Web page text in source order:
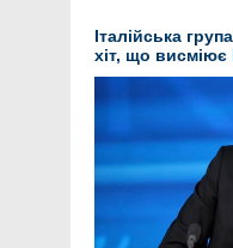
Італійська
хіт, що висміює